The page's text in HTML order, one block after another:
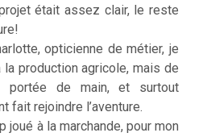
était assez clair, le reste
opticienne de métier, je
production agricole, mais de
portée de main, et surtout
fait rejoindre l’aventure.
joué à la marchande, pour mon